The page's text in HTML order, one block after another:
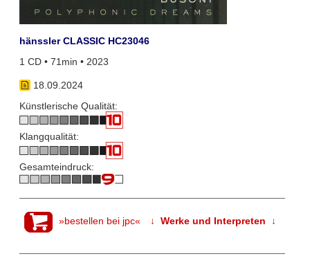
hänssler CLASSIC HC23046
1 CD • 71min • 2023
18.09.2024
Künstlerische Qualität:
Klangqualität:
Gesamteindruck:
»bestellen bei jpc« ↓ Werke und Interpreten ↓